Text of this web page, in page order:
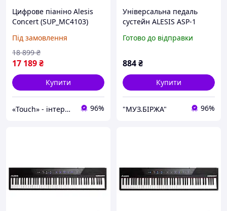
Цифрове піаніно Alesis
Concert (SUP_MC4103)
Під замовлення
17 189₴
18 899 ₴
Купити
«Touch» - інтернет-магазин електроніки та гаджетів 96%
Універсальна педаль
сустейн ALESIS ASP-1
Готово до відправки
884₴
Купити
"МУЗ.БІРЖА" 96%